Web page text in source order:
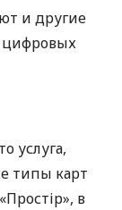
и другие
цифровых
услуга,
типы карт
в